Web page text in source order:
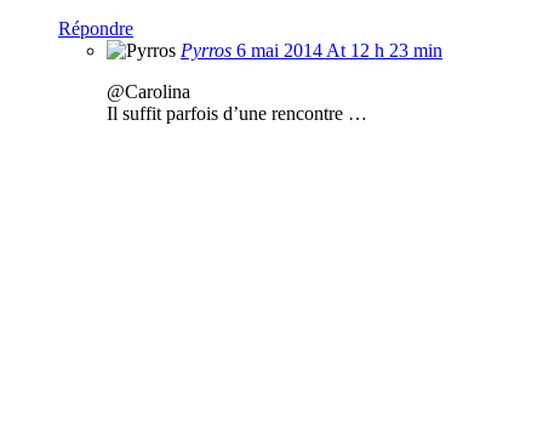
Répondre
Pyrros 6 mai 2014 At 12 h 23 min
@Carolina
Il suffit parfois d’une rencontre …